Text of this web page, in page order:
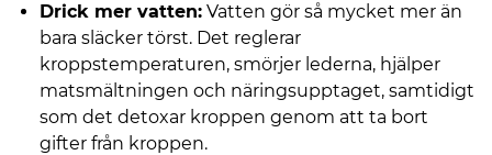
Drick mer vatten: Vatten gör så mycket mer än
bara släcker törst. Det reglerar
kroppstemperaturen, smörjer lederna, hjälper
matsmältningen och näringsupptaget, samtidigt
som det detoxar kroppen genom att ta bort
gifter från kroppen.